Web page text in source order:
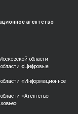
агентство
области
«Цифровые
«Информационное
«Агентство